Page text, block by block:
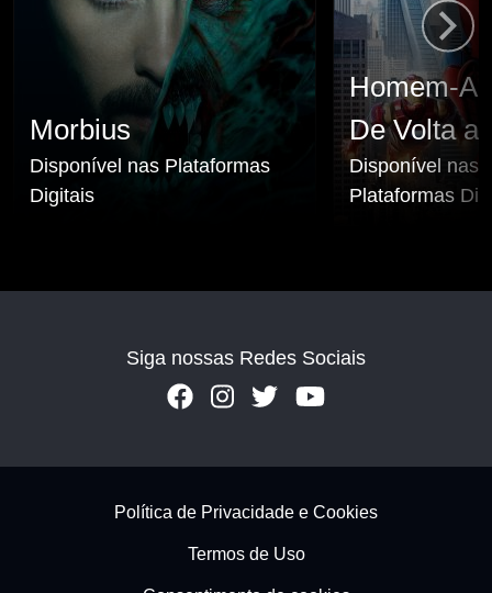
Morbius
Disponível nas Plataformas
Digitais
Homem-
De Volta
Disponível nas
Plataformas
Siga nossas Redes Sociais
Footer - Subfooter
Política de Privacidade e Cookies
Termos de Uso